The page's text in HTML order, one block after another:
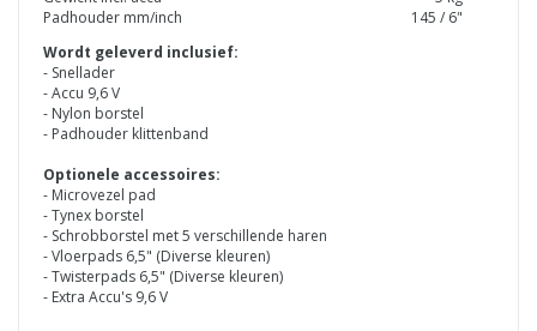
Padhouder mm/inch
145 / 6"
Wordt geleverd inclusief:
- Snellader
- Accu 9,6 V
- Nylon borstel
- Padhouder klittenband
Optionele accessoires:
- Microvezel pad
- Tynex borstel
- Schrobborstel met 5 verschillende haren
- Vloerpads 6,5" (Diverse kleuren)
- Twisterpads 6,5" (Diverse kleuren)
- Extra Accu's 9,6 V